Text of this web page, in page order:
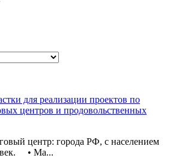
для реализации проектов по
центров и продовольственных
центр: города РФ, с населением
• Ма...